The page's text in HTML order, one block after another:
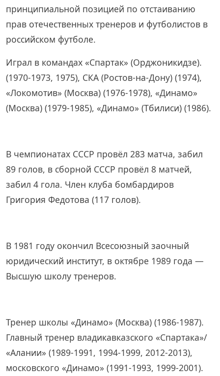
принципиальной позицией по отстаиванию
прав отечественных тренеров и футболистов в
российском футболе.
Играл в командах «Спартак» (Орджоникидзе).
(1970-1973, 1975), СКА (Ростов-на-Дону) (1974),
«Локомотив» (Москва) (1976-1978), «Динамо»
(Москва) (1979-1985), «Динамо» (Тбилиси) (1986).
В чемпионатах СССР провёл 283 матча, забил
89 голов, в сборной СССР провёл 8 матчей,
забил 4 гола. Член клуба бомбардиров
Григория Федотова (117 голов).
В 1981 году окончил Всесоюзный заочный
юридический институт, в октябре 1989 года —
Высшую школу тренеров.
Тренер школы «Динамо» (Москва) (1986-1987).
Главный тренер владикавказского «Спартака»/
«Алании» (1989-1991, 1994-1999, 2012-2013),
московского «Динамо» (1991-1993, 1999-2001).